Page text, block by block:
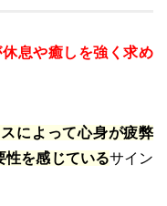
息や癒しを強く求め
によって心身が疲弊
性を感じているサイン